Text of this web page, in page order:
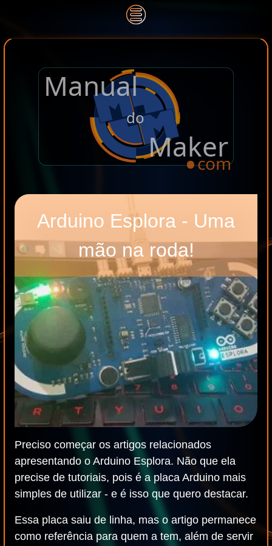
Manual
do
Maker
.com
Arduino Esplora - Uma
mão na roda!
Preciso começar os artigos relacionados
apresentando o Arduino Esplora. Não que ela
precise de tutoriais, pois é a placa Arduino mais
simples de utilizar - e é isso que quero destacar.
Essa placa saiu de linha, mas o artigo permanece
como referência para quem a tem, além de servir